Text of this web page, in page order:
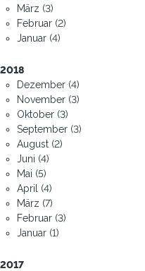
März (3)
Februar (2)
Januar (4)
2018
Dezember (4)
November (3)
Oktober (3)
September (3)
August (2)
Juni (4)
Mai (5)
April (4)
März (7)
Februar (3)
Januar (1)
2017